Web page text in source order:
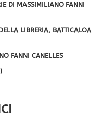
DI MASSIMILIANO FANNI
LIBRERIA, BATTICALOA
FANNI CANELLES